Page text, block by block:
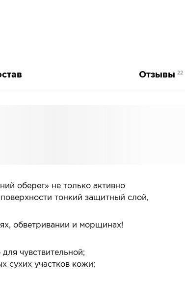
Отзывы 22
оберег» не только активно
тонкий защитный слой,
обветривании и морщинах!
чувствительной;
сухих участков кожи;